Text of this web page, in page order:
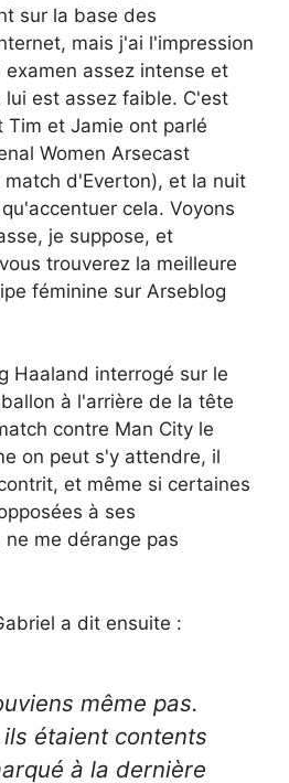
sur la base des
mais j'ai l'impression
assez intense et
lui est assez faible. C'est
Tim et Jamie ont parlé
Women Arsecast
d'Everton), et la nuit
cela. Voyons
je suppose, et
trouverez la meilleure
féminine sur Arseblog
Haaland interrogé sur le
à l'arrière de la tête
contre Man City le
on peut s'y attendre, il
et même si certaines
à ses
me dérange pas
a dit ensuite :
même pas.
étaient contents
à la dernière